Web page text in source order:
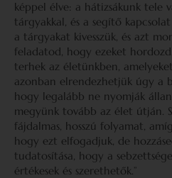
képpel élve: a hátizsákunk tele
tárgyakkal, és a segítő
a tárgyakat kivesszük, és azt
feladatod, hogy ezeket
terhek az életünkben,
azonban elrendezhetjük úgy a
hogy legalább ne nyomják
megyünk tovább az élet útján.
fájdalmas, hosszú folyamat,
hogy ezt elfogadjuk, de
tudatosítása, hogy a
értékesek és szerethetők.”